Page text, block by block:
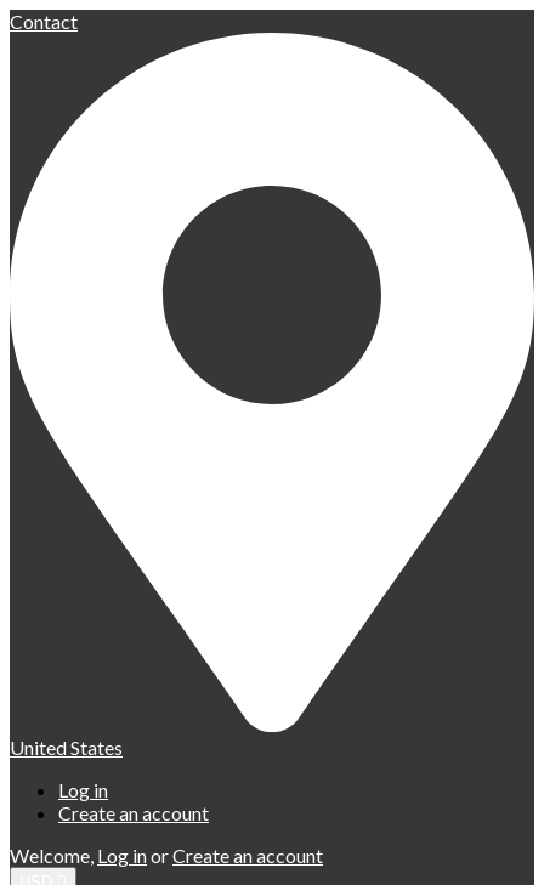
Contact
United States
Log in
Create an account
Welcome, Log inorCreate an account